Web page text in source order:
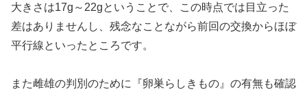
大きさは17g～22gということで、この時点では目立った
差はありませんし、残念なことながら前回の交換からほぼ
平行線といったところです。
また雌雄の判別のために『卵巣らしきもの』の有無も確認